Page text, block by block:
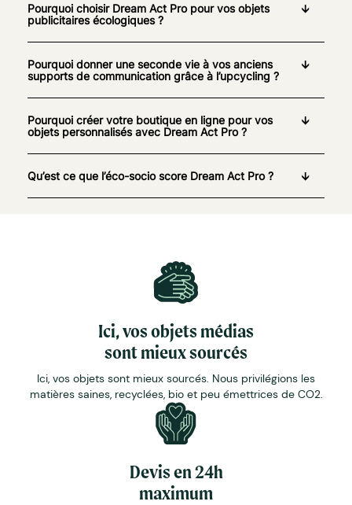
Pourquoi choisir Dream Act Pro pour vos objets
publicitaires écologiques ?
Pourquoi donner une seconde vie à vos anciens
supports de communication grâce à l’upcycling ?
Pourquoi créer votre boutique en ligne pour vos
objets personnalisés avec Dream Act Pro ?
Qu’est ce que l’éco-socio score Dream Act Pro ?
Ici, vos objets médias
sont mieux sourcés
Ici, vos objets sont mieux sourcés. Nous privilégions les
matières saines, recyclées, bio et peu émettrices de CO2.
Devis en 24h
maximum